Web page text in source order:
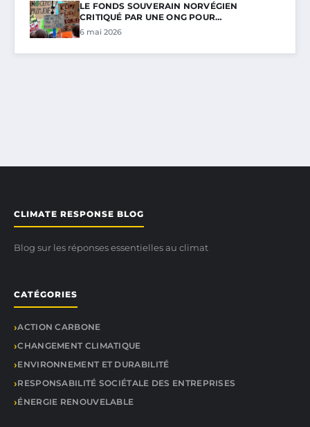
LE FONDS SOUVERAIN NORVÉGIEN
CRITIQUÉ PAR UNE ONG POUR…
6 mai 2026
CLIMATE RESPONSE BLOG
Blog sur les réponses essentielles au climat
CATÉGORIES
ACTION CARBONE
CHANGEMENT CLIMATIQUE
ENVIRONNEMENT ET DURABILITÉ
RESPONSABILITÉ SOCIÉTALE DES ENTREPRISES
ÉNERGIE RENOUVELABLE